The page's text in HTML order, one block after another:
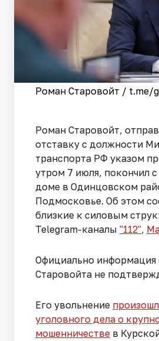
Роман Старовойт / t.me/
Роман Старовойт,
отставку с должности
транспорта РФ указом
утром 7 июля, покончил
доме в Одинцовском
Подмосковье. Об этом
близкие к силовым
Telegram-каналы "112",
Официально информация
Старовойта не
Его увольнение
уголовного дела о
мошенничестве в